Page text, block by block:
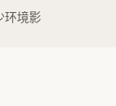
环境影